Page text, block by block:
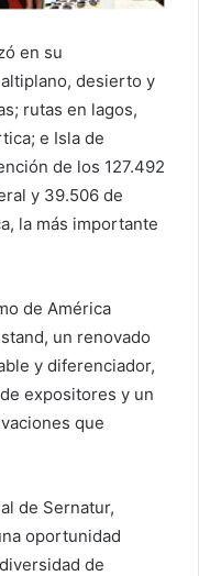
en su
desierto y
rutas en lagos,
e Isla de
de los 127.492
y 39.506 de
la más importante
de América
un renovado
y diferenciador,
expositores y un
que
de Sernatur,
oportunidad
de